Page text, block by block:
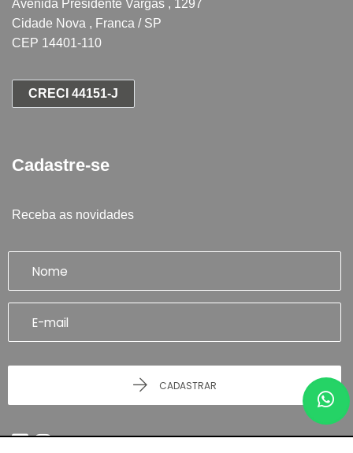
Avenida Presidente Vargas , 1297
Cidade Nova , Franca / SP
CEP 14401-110
CRECI 44151-J
Cadastre-se
Receba as novidades
CADASTRAR